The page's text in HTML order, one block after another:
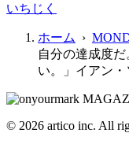
いちじく
ホーム ›
自分の達成度
い。」イアン・
© 2026 artico inc. All